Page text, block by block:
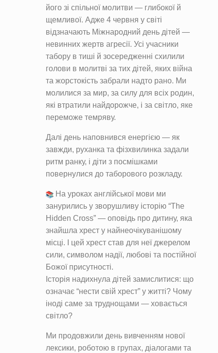
його зі спільної молитви — глибокої й
щемливої. Адже 4 червня у світі
відзначають Міжнародний день дітей —
невинних жертв агресії. Усі учасники
табору в тиші й зосередженні схилили
голови в молитві за тих дітей, яких війна
та жорстокість забрали надто рано. Ми
молилися за мир, за силу для всіх родин,
які втратили найдорожче, і за світло, яке
переможе темряву.
Далі день наповнився енергією — як
завжди, руханка та фізхвилинка задали
ритм ранку, і діти з посмішками
повернулися до таборового розкладу.
На уроках англійської мови ми
занурились у зворушливу історію “The
Hidden Cross” — оповідь про дитину, яка
знайшла хрест у найнеочікуванішому
місці. І цей хрест став для неї джерелом
сили, символом надії, любові та постійної
Божої присутності.
Історія надихнула дітей замислитися: що
означає “нести свій хрест” у житті? Чому
іноді саме за труднощами — ховається
світло?
Ми продовжили день вивченням нової
лексики, роботою в групах, діалогами та